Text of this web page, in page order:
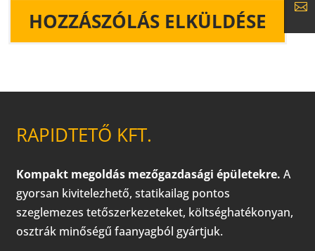
RAPIDTETŐ KFT.
Kompakt megoldás mezőgazdasági épületekre. A
gyorsan kivitelezhető, statikailag pontos
szeglemezes tetőszerkezeteket, költséghatékonyan,
osztrák minőségű faanyagból gyártjuk.